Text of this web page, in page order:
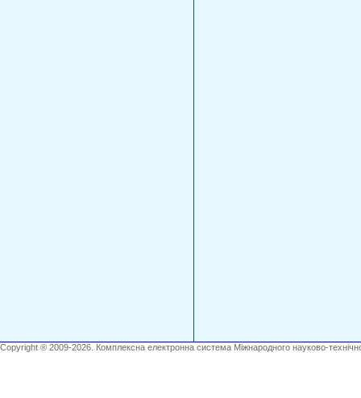
Copyright ® 2009-2026. Комплексна електронна система Міжнародного науково-